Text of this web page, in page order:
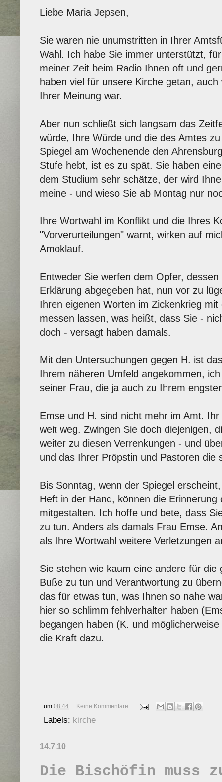
Liebe Maria Jepsen,
Sie waren nie unumstritten in Ihrer
Wahl. Ich habe Sie immer unterstützt,
meiner Zeit beim Radio Ihnen oft und
haben viel für unsere Kirche getan,
Ihrer Meinung war.
Aber nun schließt sich langsam das
würde, Ihre Würde und die des Amtes
Spiegel am Wochenende den
Stufe hebt, ist es zu spät. Sie haben
dem Studium sehr schätze, der wird
meine - und wieso Sie ab Montag nur
Ihre Wortwahl im Konflikt und die Ihres
"Vorverurteilungen" warnt, wirken auf
Amoklauf.
Entweder Sie werfen dem Opfer,
Erklärung abgegeben hat, nun vor zu
Ihren eigenen Worten im Zickenkrieg
messen lassen, was heißt, dass Sie -
doch - versagt haben damals.
Mit den Untersuchungen gegen H. ist
Ihrem näheren Umfeld angekommen,
seiner Frau, die ja auch zu Ihrem
Emse und H. sind nicht mehr im Amt.
weit weg. Zwingen Sie doch diejenigen,
weiter zu diesen Verrenkungen - und
und das Ihrer Pröpstin und Pastoren die
Bis Sonntag, wenn der Spiegel
Heft in der Hand, können die Erinnerung
mitgestalten. Ich hoffe und bete, dass
zu tun. Anders als damals Frau Emse.
als Ihre Wortwahl weitere Verletzungen
Sie stehen wie kaum eine andere für die
Buße zu tun und Verantwortung zu
das für etwas tun, was Ihnen so nahe
hier so schlimm fehlverhalten haben
begangen haben (K. und
die Kraft dazu.
um 08:44 Keine Kommentare:
Labels: kirche
14.7.10
Die Bischöfin muss